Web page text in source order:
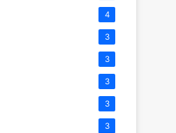
4
3
3
3
3
3